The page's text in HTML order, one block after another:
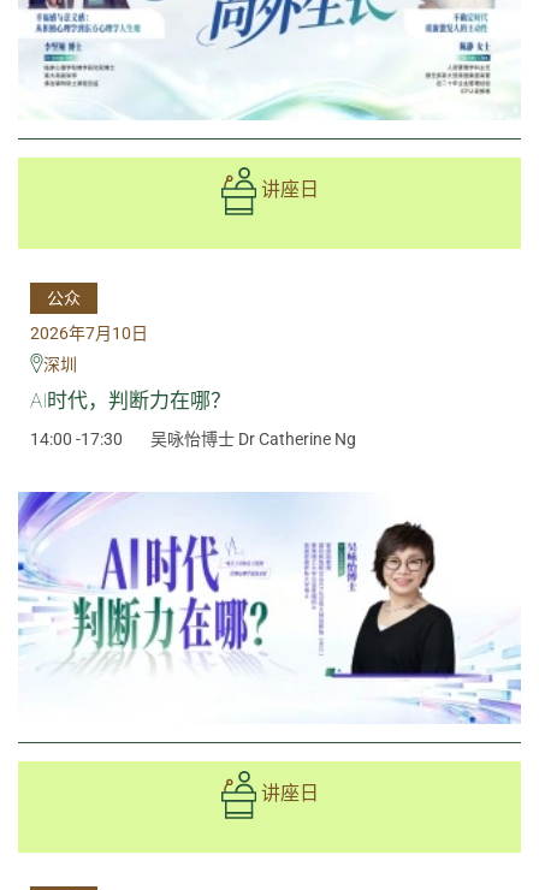
讲座日
公众
2026年7月10日
深圳
AI时代，判断力在哪？
14:00 -17:30 吴咏怡博士 Dr Catherine Ng
讲座日